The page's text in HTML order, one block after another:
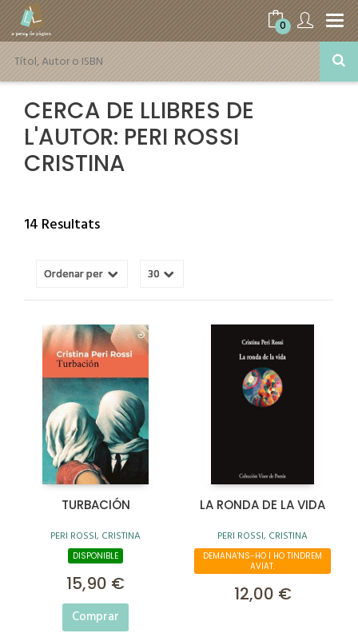
0
CERCA DE LLIBRES DE
L'AUTOR: PERI ROSSI
CRISTINA
14 Resultats
TURBACIÓN
PERI ROSSI, CRISTINA
DISPONIBLE
15,90 €
Comprar
LA RONDA DE LA VIDA
PERI ROSSI, CRISTINA
DEMANA'NS-HO I HO TINDREM
AVIAT.
12,00 €